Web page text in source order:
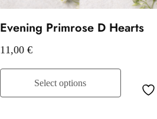
Evening Primrose D Hearts
11,00 €
Select options